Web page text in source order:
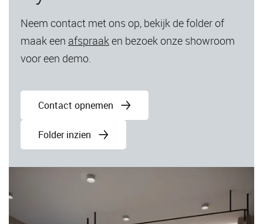
Neem contact met ons op, bekijk de folder of
maak een afspraaken bezoek onze showroom
voor een demo.
Contact opnemen
Folder inzien